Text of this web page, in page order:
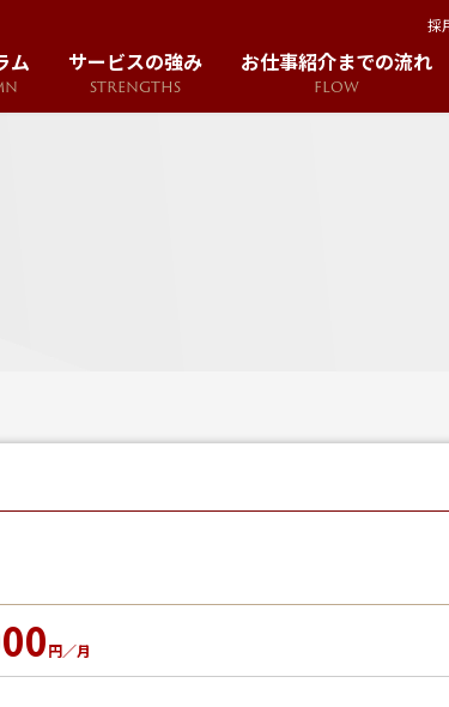
採
ム サービスの強み
STRENGTHS
お仕事紹介までの流れ
FLOW
円／月